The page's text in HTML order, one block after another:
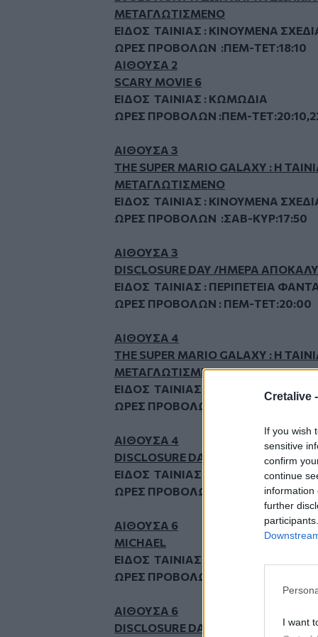
Cretalive -
If you wish
sensitive
confirm
continue
information
further
I want
ΜΕΤΑΓΛΩΤΙΣΜΕΝΟ
ΕΙΔΟΣ ΤΑΙΝΙΑΣ : ΚΙΝΟΥΜΕΝΑ
ΩΡΕΣ ΠΡΟΒΟΛΩΝ :ΠΕΜ-ΤΕΤ:18:10
ΑΙΘΟΥΣΑ 2
SCARY MOVIE 6
ΕΙΔΟΣ ΤΑΙΝΙΑΣ : ΚΩΜΩΔΙΑ
ΩΡΕΣ ΠΡΟΒΟΛΩΝ :ΠΕΜ-
ΑΙΘΟΥΣΑ 3
THE SUPER MARIO GALAXY : Η
ΜΕΤΑΓΛΩΤΙΣΜΕΝΟ
ΕΙΔΟΣ ΤΑΙΝΙΑΣ : ΚΙΝΟΥΜΕΝΑ
ΩΡΕΣ ΠΡΟΒΟΛΩΝ :ΣΑΒ-ΚΥΡ:17:50
ΑΙΘΟΥΣΑ 3
DISCLOSURE DAY /ΗΜΕΡΑ
ΕΙΔΟΣ ΤΑΙΝΙΑΣ : ΠΕΡΙΠΕΤΕΙΑ
ΩΡΕΣ ΠΡΟΒΟΛΩΝ : ΠΕΜ-ΤΕΤ:20:00
ΑΙΘΟΥΣΑ 4
THE SUPER MARIO GALAXY : Η
ΜΕΤΑΓΛΩΤΙΣΜΕΝΟ
ΕΙΔΟΣ ΤΑΙΝΙΑΣ : ΚΙΝΟΥΜΕΝΑ
ΩΡΕΣ ΠΡΟΒΟΛΩΝ :ΠΕΜ-ΤΕΤ:19:15
ΑΙΘΟΥΣΑ 4
DISCLOSURE DAY /ΗΜΕΡΑ
ΕΙΔΟΣ ΤΑΙΝΙΑΣ : ΠΕΡΙΠΕΤΕΙΑ
ΩΡΕΣ ΠΡΟΒΟΛΩΝ : ΠΕΜ-ΤΕΤ:21:30
ΑΙΘΟΥΣΑ 6
MICHAEL
ΕΙΔΟΣ ΤΑΙΝΙΑΣ : ΒΙΟΓΡΑΦΙΚΗ
ΩΡΕΣ ΠΡΟΒΟΛΩΝ : ΠΕΜ-ΤΕΤ:19:45
ΑΙΘΟΥΣΑ 6
DISCLOSURE DAY /ΗΜΕΡΑ